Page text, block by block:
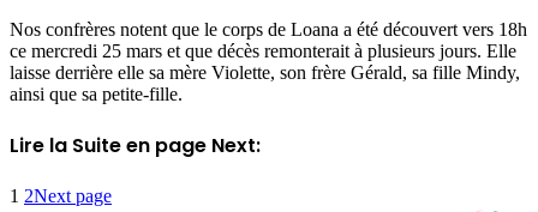
Nos confrères notent que le corps de Loana a été découvert vers 18h
ce mercredi 25 mars et que décès remonterait à plusieurs jours. Elle
laisse derrière elle sa mère Violette, son frère Gérald, sa fille Mindy,
ainsi que sa petite-fille.
Lire la Suite en page Next:
1 2Next page